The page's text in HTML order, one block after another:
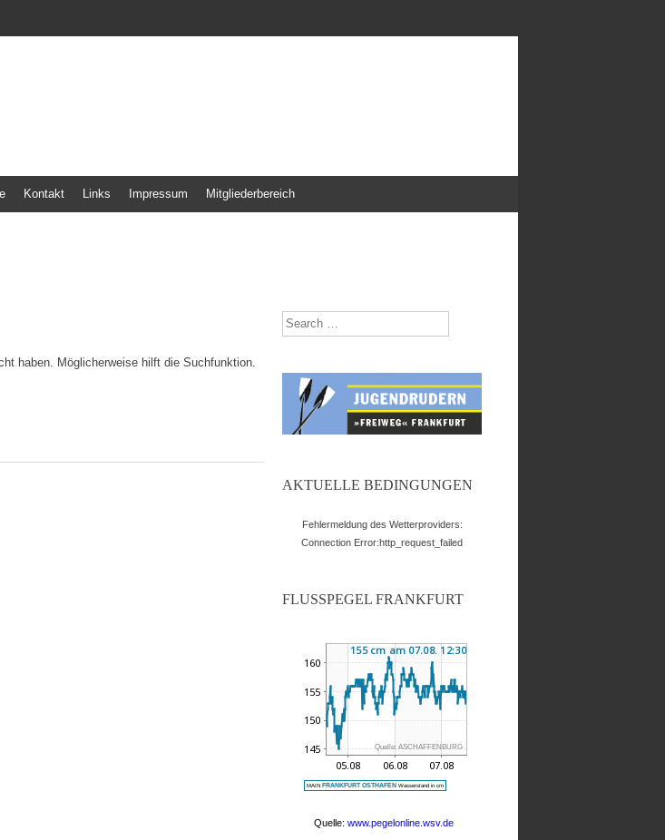
Kontakt Links Impressum Mitgliederbereich
haben. Möglicherweise hilft die Suchfunktion.
Search
AKTUELLE BEDINGUNGEN
Fehlermeldung des Wetterproviders:
Connection Error:http_request_failed
FLUSSPEGEL FRANKFURT